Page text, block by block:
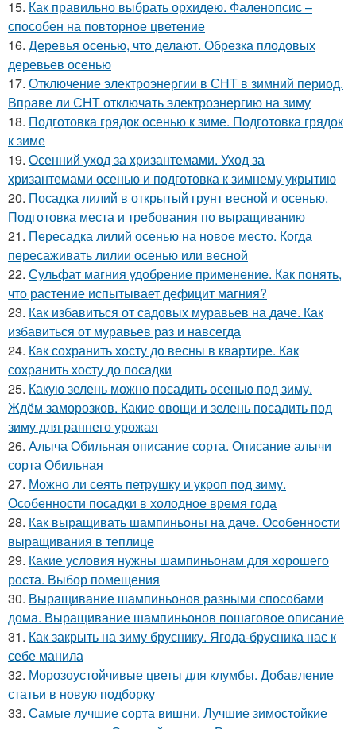
15. Как правильно выбрать орхидею. Фаленопсис –
способен на повторное цветение
16. Деревья осенью, что делают. Обрезка плодовых
деревьев осенью
17. Отключение электроэнергии в СНТ в зимний период.
Вправе ли СНТ отключать электроэнергию на зиму
18. Подготовка грядок осенью к зиме. Подготовка грядок
к зиме
19. Осенний уход за хризантемами. Уход за
хризантемами осенью и подготовка к зимнему укрытию
20. Посадка лилий в открытый грунт весной и осенью.
Подготовка места и требования по выращиванию
21. Пересадка лилий осенью на новое место. Когда
пересаживать лилии осенью или весной
22. Сульфат магния удобрение применение. Как понять,
что растение испытывает дефицит магния?
23. Как избавиться от садовых муравьев на даче. Как
избавиться от муравьев раз и навсегда
24. Как сохранить хосту до весны в квартире. Как
сохранить хосту до посадки
25. Какую зелень можно посадить осенью под зиму.
Ждём заморозков. Какие овощи и зелень посадить под
зиму для раннего урожая
26. Алыча Обильная описание сорта. Описание алычи
сорта Обильная
27. Можно ли сеять петрушку и укроп под зиму.
Особенности посадки в холодное время года
28. Как выращивать шампиньоны на даче. Особенности
выращивания в теплице
29. Какие условия нужны шампиньонам для хорошего
роста. Выбор помещения
30. Выращивание шампиньонов разными способами
дома. Выращивание шампиньонов пошаговое описание
31. Как закрыть на зиму бруснику. Ягода-брусника нас к
себе манила
32. Морозоустойчивые цветы для клумбы. Добавление
статьи в новую подборку
33. Самые лучшие сорта вишни. Лучшие зимостойкие